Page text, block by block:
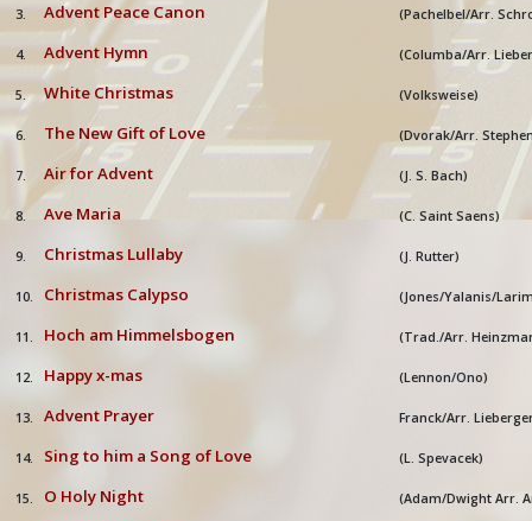
3. Advent Peace Canon (Pachelbel/Arr.
4. Advent Hymn (Columba/Arr.
5. White Christmas (Volksweise)
6. The New Gift of Love (Dvorak/Arr.
7. Air for Advent (J. S. Bach)
8. Ave Maria (C. Saint Saens)
9. Christmas Lullaby (J. Rutter)
10. Christmas Calypso (Jones/Yalanis/
11. Hoch am Himmelsbogen (Trad./Arr.
12. Happy x-mas (Lennon/Ono)
13. Advent Prayer Franck/Arr.
14. Sing to him a Song of Love (L. Spevacek)
15. O Holy Night (Adam/Dwight Arr.